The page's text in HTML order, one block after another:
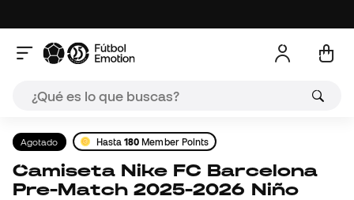
Agotado Hasta180 Member Points
Camiseta Nike FC Barcelona
Pre-Match 2025-2026 Niño